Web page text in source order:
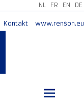
NL FR EN DE
Kontakt www.renson.eu